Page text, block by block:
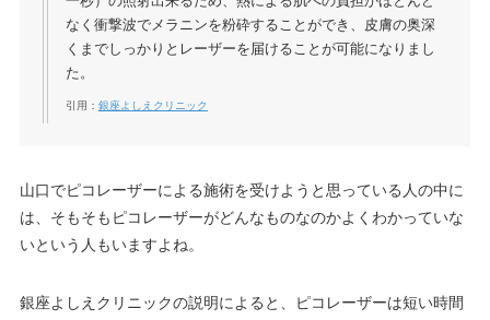
なく衝撃波でメラニンを粉砕することができ、皮膚の奥深
くまでしっかりとレーザーを届けることが可能になりまし
た。
引用： 銀座よしえクリニック
山口でピコレーザーによる施術を受けようと思っている人の中に
は、そもそもピコレーザーがどんなものなのかよくわかっていな
いという人もいますよね。
銀座よしえクリニックの説明によると、ピコレーザーは短い時間